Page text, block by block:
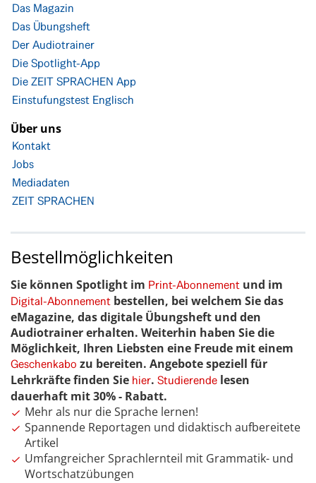
Das Magazin
Das Übungsheft
Der Audiotrainer
Die Spotlight-App
Die ZEIT SPRACHEN App
Einstufungstest Englisch
Über uns
Kontakt
Jobs
Mediadaten
ZEIT SPRACHEN
Bestellmöglichkeiten
Sie können Spotlight im Print-Abonnement und im
Digital-Abonnement bestellen, bei welchem Sie das
eMagazine, das digitale Übungsheft und den
Audiotrainer erhalten. Weiterhin haben Sie die
Möglichkeit, Ihren Liebsten eine Freude mit einem
Geschenkabo zu bereiten. Angebote speziell für
Lehrkräfte finden Sie hier. Studierende lesen
dauerhaft mit 30% - Rabatt.
Mehr als nur die Sprache lernen!
Spannende Reportagen und didaktisch aufbereitete
Artikel
Umfangreicher Sprachlernteil mit Grammatik- und
Wortschatzübungen